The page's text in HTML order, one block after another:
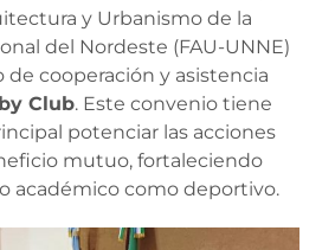
y Urbanismo de la
del Nordeste (FAU-UNNE)
cooperación y asistencia
Club. Este convenio tiene
potenciar las acciones
mutuo, fortaleciendo
académico como deportivo.